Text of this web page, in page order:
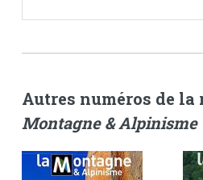
Autres numéros de la
Montagne & Alpinisme